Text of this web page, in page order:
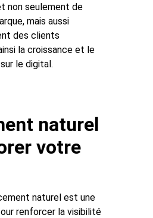
non seulement de
mais aussi
des clients
la croissance et le
le digital.
naturel
votre
naturel est une
renforcer la visibilité